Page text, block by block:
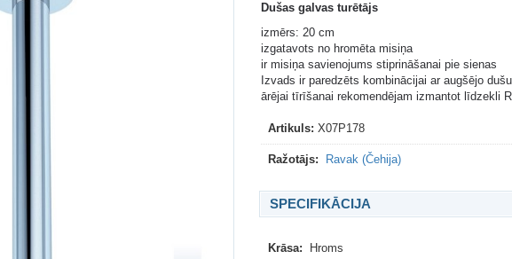
Dušas galvas turētājs
izmērs: 20 cm
izgatavots no hromēta misiņa
ir misiņa savienojums stiprināšanai pie sienas
Izvads ir paredzēts kombinācijai ar augšējo
ārējai tīrīšanai rekomendējam izmantot līdzekli
Artikuls: X07P178
Ražotājs: Ravak (Čehija)
SPECIFIKĀCIJA
Krāsa: Hroms